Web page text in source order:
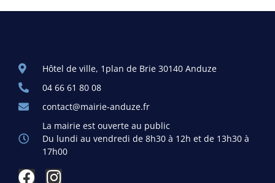
Hôtel de ville, 1plan de Brie 30140 Anduze
04 66 61 80 08
contact@mairie-anduze.fr
La mairie est ouverte au public
Du lundi au vendredi de 8h30 à 12h et de 13h30 à
17h00